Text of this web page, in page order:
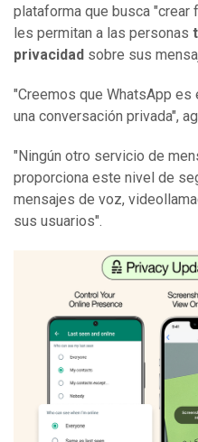
plataforma que busca
les permitan a las personas
privacidad sobre sus
"Creemos que WhatsApp es
una conversación privada",
"Ningún otro servicio de
proporciona este nivel de
mensajes de voz,
sus usuarios".